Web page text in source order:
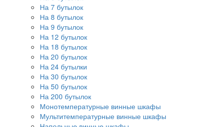
На 7 бутылок
На 8 бутылок
На 9 бутылок
На 12 бутылок
На 18 бутылок
На 20 бутылок
На 24 бутылки
На 30 бутылок
На 50 бутылок
На 200 бутылок
Монотемпературные винные шкафы
Мультитемпературные винные шкафы